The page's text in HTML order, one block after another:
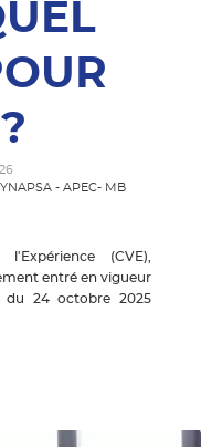
- APEC- MB
(CVE),
entré en vigueur
du 24 octobre 2025